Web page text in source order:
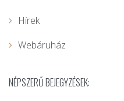
Hírek
Webáruház
NÉPSZERŰ BEJEGYZÉSEK: